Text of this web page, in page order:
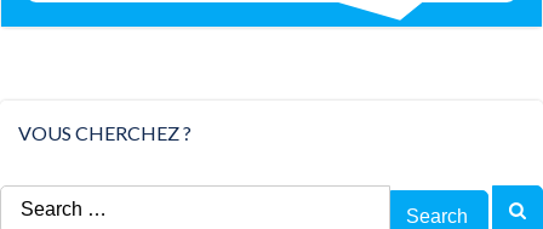
VOUS CHERCHEZ ?
Search